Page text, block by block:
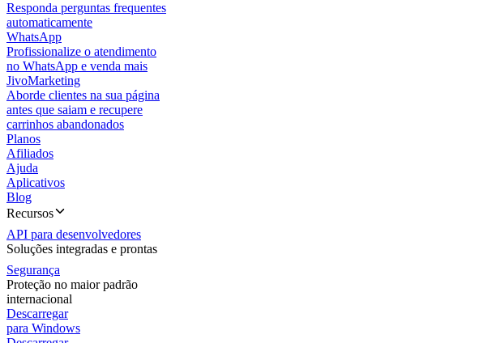
Responda perguntas frequentes
automaticamente
WhatsApp
Profissionalize o atendimento
no WhatsApp e venda mais
JivoMarketing
Aborde clientes na sua página
antes que saiam e recupere
carrinhos abandonados
Planos
Afiliados
Ajuda
Aplicativos
Blog
Recursos
API para desenvolvedores
Soluções integradas e prontas
Segurança
Proteção no maior padrão
internacional
Descarregar
para Windows